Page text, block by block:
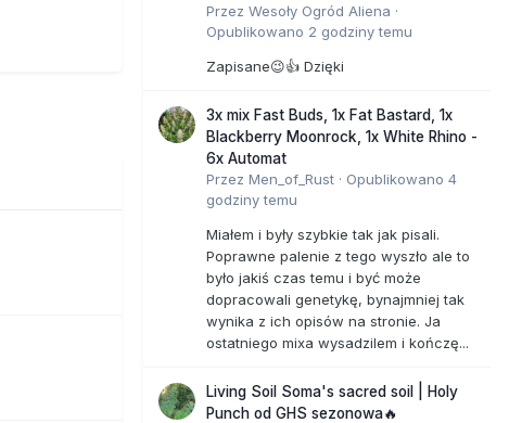
Przez Wesoły Ogród Aliena ·
Opublikowano 2 godziny temu
Zapisane😉👍 Dzięki
3x mix Fast Buds, 1x Fat Bastard, 1x
Blackberry Moonrock, 1x White Rhino -
6x Automat
Przez Men_of_Rust · Opublikowano 4
godziny temu
Miałem i były szybkie tak jak pisali.
Poprawne palenie z tego wyszło ale to
było jakiś czas temu i być może
dopracowali genetykę, bynajmniej tak
wynika z ich opisów na stronie. Ja
ostatniego mixa wysadzilem i kończę...
Living Soil Soma's sacred soil | Holy
Punch od GHS sezonowa🔥